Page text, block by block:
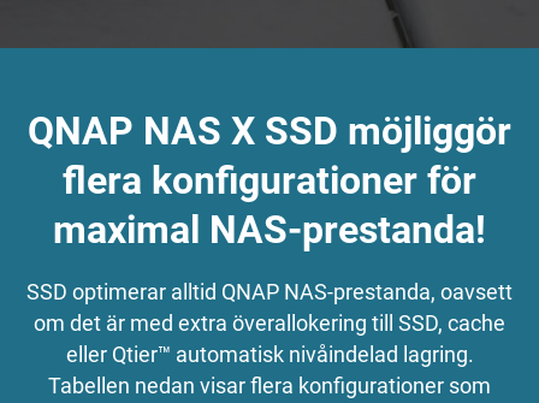
QNAP NAS X SSD möjliggör
flera konfigurationer för
maximal NAS-prestanda!
SSD optimerar alltid QNAP NAS-prestanda, oavsett
om det är med extra överallokering till SSD, cache
eller Qtier™ automatisk nivåindelad lagring.
Tabellen nedan visar flera konfigurationer som